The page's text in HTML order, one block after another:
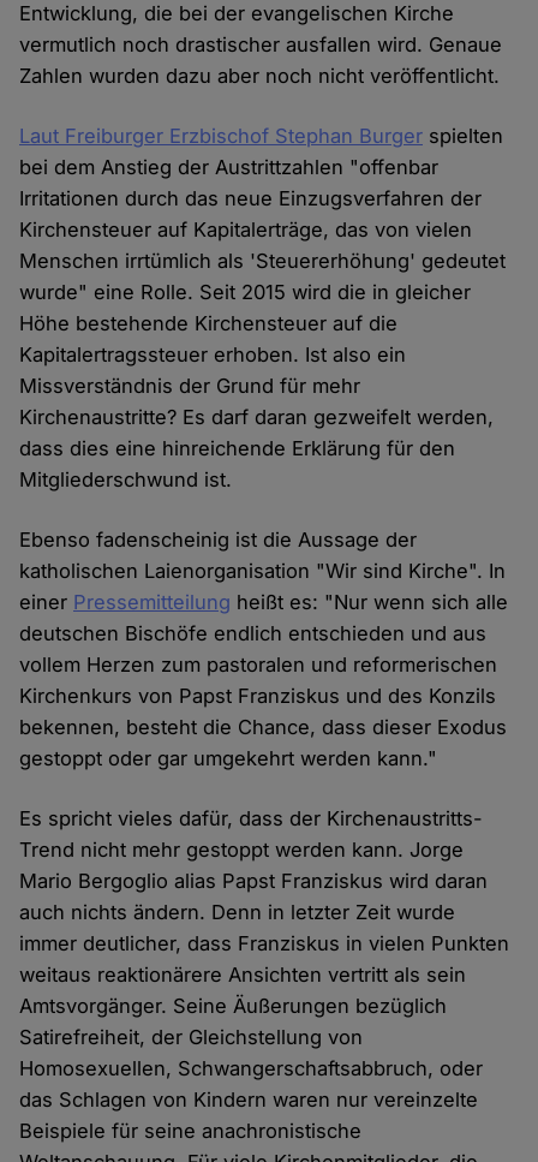
Entwicklung, die bei der evangelischen Kirche
vermutlich noch drastischer ausfallen wird. Genaue
Zahlen wurden dazu aber noch nicht veröffentlicht.
Laut Freiburger Erzbischof Stephan Burger spielten
bei dem Anstieg der Austrittzahlen "offenbar
Irritationen durch das neue Einzugsverfahren der
Kirchensteuer auf Kapitalerträge, das von vielen
Menschen irrtümlich als 'Steuererhöhung' gedeutet
wurde" eine Rolle. Seit 2015 wird die in gleicher
Höhe bestehende Kirchensteuer auf die
Kapitalertragssteuer erhoben. Ist also ein
Missverständnis der Grund für mehr
Kirchenaustritte? Es darf daran gezweifelt werden,
dass dies eine hinreichende Erklärung für den
Mitgliederschwund ist.
Ebenso fadenscheinig ist die Aussage der
katholischen Laienorganisation "Wir sind Kirche". In
einer Pressemitteilung heißt es: "Nur wenn sich alle
deutschen Bischöfe endlich entschieden und aus
vollem Herzen zum pastoralen und reformerischen
Kirchenkurs von Papst Franziskus und des Konzils
bekennen, besteht die Chance, dass dieser Exodus
gestoppt oder gar umgekehrt werden kann."
Es spricht vieles dafür, dass der Kirchenaustritts-
Trend nicht mehr gestoppt werden kann. Jorge
Mario Bergoglio alias Papst Franziskus wird daran
auch nichts ändern. Denn in letzter Zeit wurde
immer deutlicher, dass Franziskus in vielen Punkten
weitaus reaktionärere Ansichten vertritt als sein
Amtsvorgänger. Seine Äußerungen bezüglich
Satirefreiheit, der Gleichstellung von
Homosexuellen, Schwangerschaftsabbruch, oder
das Schlagen von Kindern waren nur vereinzelte
Beispiele für seine anachronistische